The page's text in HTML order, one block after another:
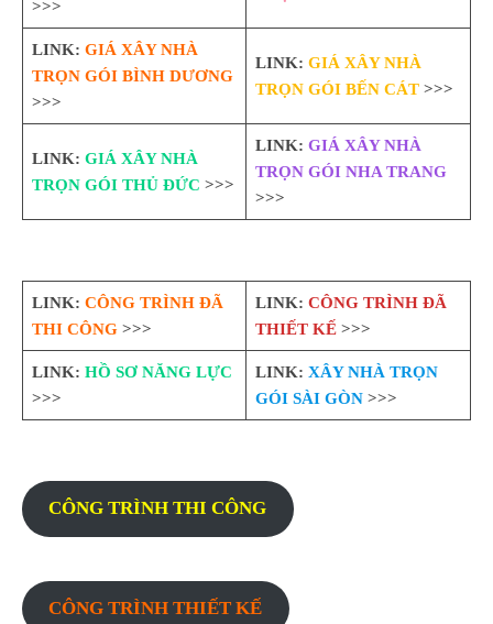
>>>
LINK: GIÁ XÂY NHÀ
TRỌN GÓI BÌNH DƯƠNG
>>>
LINK: GIÁ XÂY NHÀ
TRỌN GÓI BẾN CÁT>>>
LINK: GIÁ XÂY NHÀ
TRỌN GÓI THỦ ĐỨC >>>
LINK: GIÁ XÂY NHÀ
TRỌN GÓI NHA TRANG
>>>
LINK: CÔNG TRÌNH ĐÃ
THI CÔNG>>>
LINK: CÔNG TRÌNH ĐÃ
THIẾT KẾ>>>
LINK: HỒ SƠ NĂNG LỰC
>>>
LINK: XÂY NHÀ TRỌN
GÓI SÀI GÒN>>>
CÔNG TRÌNH THI CÔNG
CÔNG TRÌNH THIẾT KẾ